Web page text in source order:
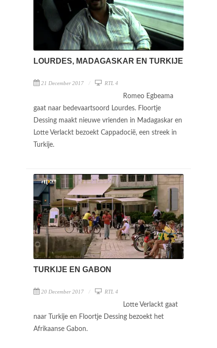
LOURDES, MADAGASKAR EN TURKIJE
21 December 2017 RTL 4
Romeo Egbeama
gaat naar bedevaartsoord Lourdes. Floortje
Dessing maakt nieuwe vrienden in Madagaskar en
Lotte Verlackt bezoekt Cappadocië, een streek in
Turkije.
TURKIJE EN GABON
20 December 2017 RTL 4
Lotte Verlackt gaat
naar Turkije en Floortje Dessing bezoekt het
Afrikaanse Gabon.